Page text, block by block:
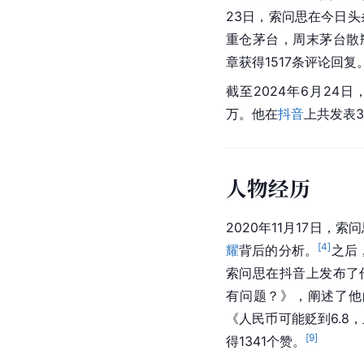
23日，索问思在今日
重仓茅台，周末茅台
章获得1517条评论回复
截至2024年6月24日
万。他在抖音 上共发表
人物经历
2020年11月17日，索
耀背后的分析。 [4] 之后
索问思在抖音上发布
有问题？》，阐述了
《人民币可能贬到6.8
得1341个赞。
[9]